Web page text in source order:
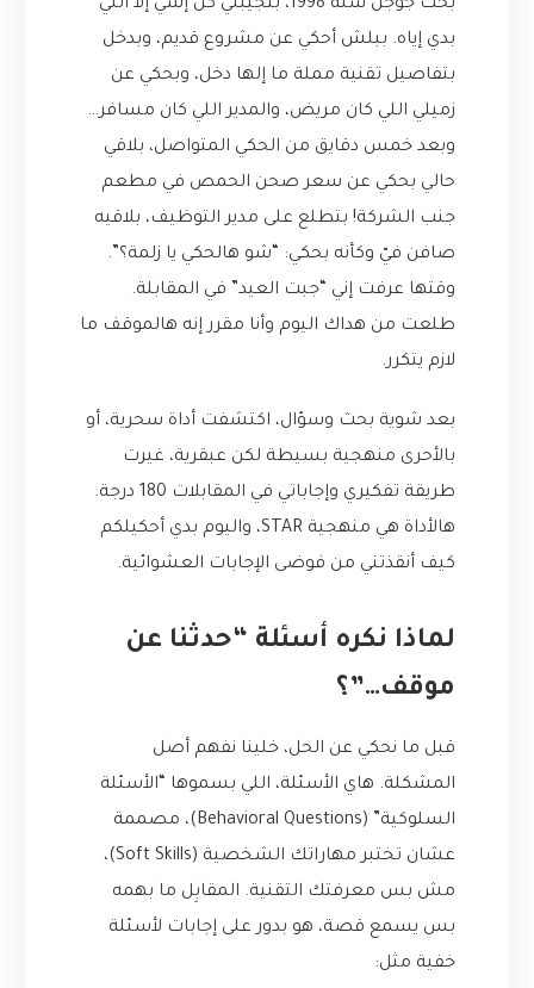
بحث جوجل سنة 1998، بتجيبلي كل إشي إلا اللي
بدي إياه. ببلش أحكي عن مشروع قديم، وبدخل
بتفاصيل تقنية مملة ما إلها دخل، وبحكي عن
زميلي اللي كان مريض، والمدير اللي كان مسافر…
وبعد خمس دقايق من الحكي المتواصل، بلاقي
حالي بحكي عن سعر صحن الحمص في مطعم
جنب الشركة! بتطلع على مدير التوظيف، بلاقيه
صافن فيّ وكأنه بحكي: “شو هالحكي يا زلمة؟”.
وقتها عرفت إني “جبت العيد” في المقابلة.
طلعت من هداك اليوم وأنا مقرر إنه هالموقف ما
لازم يتكرر.
بعد شوية بحث وسؤال، اكتشفت أداة سحرية، أو
بالأحرى منهجية بسيطة لكن عبقرية، غيرت
طريقة تفكيري وإجاباتي في المقابلات 180 درجة.
هالأداة هي منهجية STAR، واليوم بدي أحكيلكم
كيف أنقذتني من فوضى الإجابات العشوائية.
لماذا نكره أسئلة “حدثنا عن
موقف…”؟
قبل ما نحكي عن الحل، خلينا نفهم أصل
المشكلة. هاي الأسئلة، اللي بسموها “الأسئلة
السلوكية” (Behavioral Questions)، مصممة
عشان تختبر مهاراتك الشخصية (Soft Skills)،
مش بس معرفتك التقنية. المقابِل ما بهمه
بس يسمع قصة، هو بدور على إجابات لأسئلة
خفية مثل: